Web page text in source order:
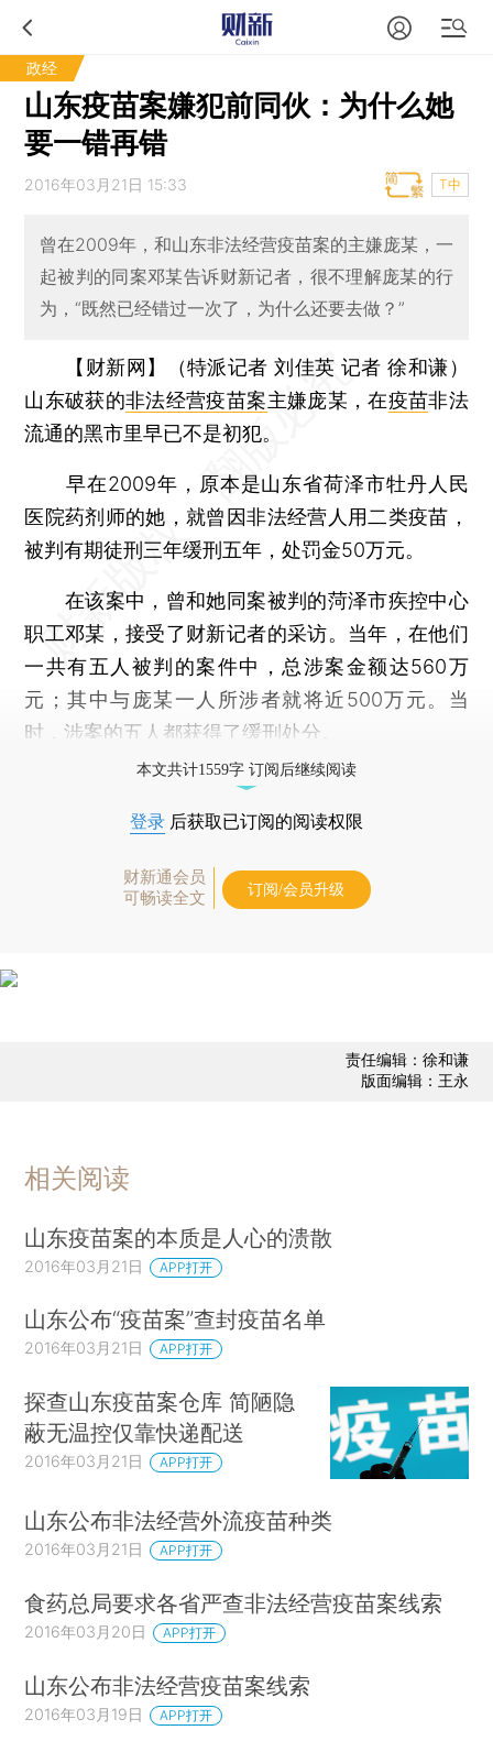
政经
山东疫苗案嫌犯前同伙：为什么她
要一错再错
2016年03月21日 15:33 T中
曾在2009年，和山东非法经营疫苗案的主嫌庞某，一
起被判的同案邓某告诉财新记者，很不理解庞某的行
为，“既然已经错过一次了，为什么还要去做？”
【财新网】（特派记者 刘佳英 记者 徐和谦）
山东破获的非法经营疫苗案主嫌庞某，在疫苗非法
流通的黑市里早已不是初犯。
早在2009年，原本是山东省荷泽市牡丹人民
医院药剂师的她，就曾因非法经营人用二类疫苗，
被判有期徒刑三年缓刑五年，处罚金50万元。
在该案中，曾和她同案被判的菏泽市疾控中心
职工邓某，接受了财新记者的采访。当年，在他们
一共有五人被判的案件中，总涉案金额达560万
元；其中与庞某一人所涉者就将近500万元。当
时，涉案的五人都获得了缓刑处分。
本文共计1559字 订阅后继续阅读
登录 后获取已订阅的阅读权限
财新通会员
可畅读全文
订阅/会员升级
责任编辑：徐和谦
版面编辑：王永
相关阅读
山东疫苗案的本质是人心的溃散
2016年03月21日 APP打开
山东公布“疫苗案”查封疫苗名单
2016年03月21日 APP打开
探查山东疫苗案仓库 简陋隐
蔽无温控仅靠快递配送
2016年03月21日 APP打开
山东公布非法经营外流疫苗种类
2016年03月21日 APP打开
食药总局要求各省严查非法经营疫苗案线索
2016年03月20日 APP打开
山东公布非法经营疫苗案线索
2016年03月19日 APP打开